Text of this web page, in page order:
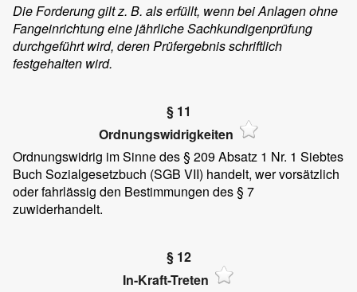
Die Forderung gilt z. B. als erfüllt, wenn bei Anlagen ohne
Fangeinrichtung eine jährliche Sachkundigenprüfung
durchgeführt wird, deren Prüfergebnis schriftlich
festgehalten wird.
§ 11
Ordnungswidrigkeiten
Ordnungswidrig im Sinne des § 209 Absatz 1 Nr. 1 Siebtes
Buch Sozialgesetzbuch (SGB VII) handelt, wer vorsätzlich
oder fahrlässig den Bestimmungen des § 7
zuwiderhandelt.
§ 12
In-Kraft-Treten